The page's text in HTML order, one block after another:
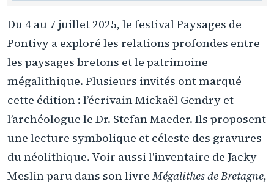
Du 4 au 7 juillet 2025, le festival Paysages de
Pontivy a exploré les relations profondes entre
les paysages bretons et le patrimoine
mégalithique. Plusieurs invités ont marqué
cette édition : l’écrivain Mickaël Gendry et
l’archéologue le Dr. Stefan Maeder. Ils proposent
une lecture symbolique et céleste des gravures
du néolithique. Voir aussi l'inventaire de Jacky
Meslin paru dans son livre Mégalithes de Bretagne,